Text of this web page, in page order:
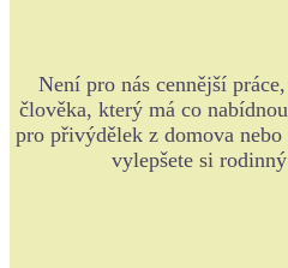
Není pro nás cennější
člověka, který má co
pro přivýdělek z domova nebo
vylepšete si